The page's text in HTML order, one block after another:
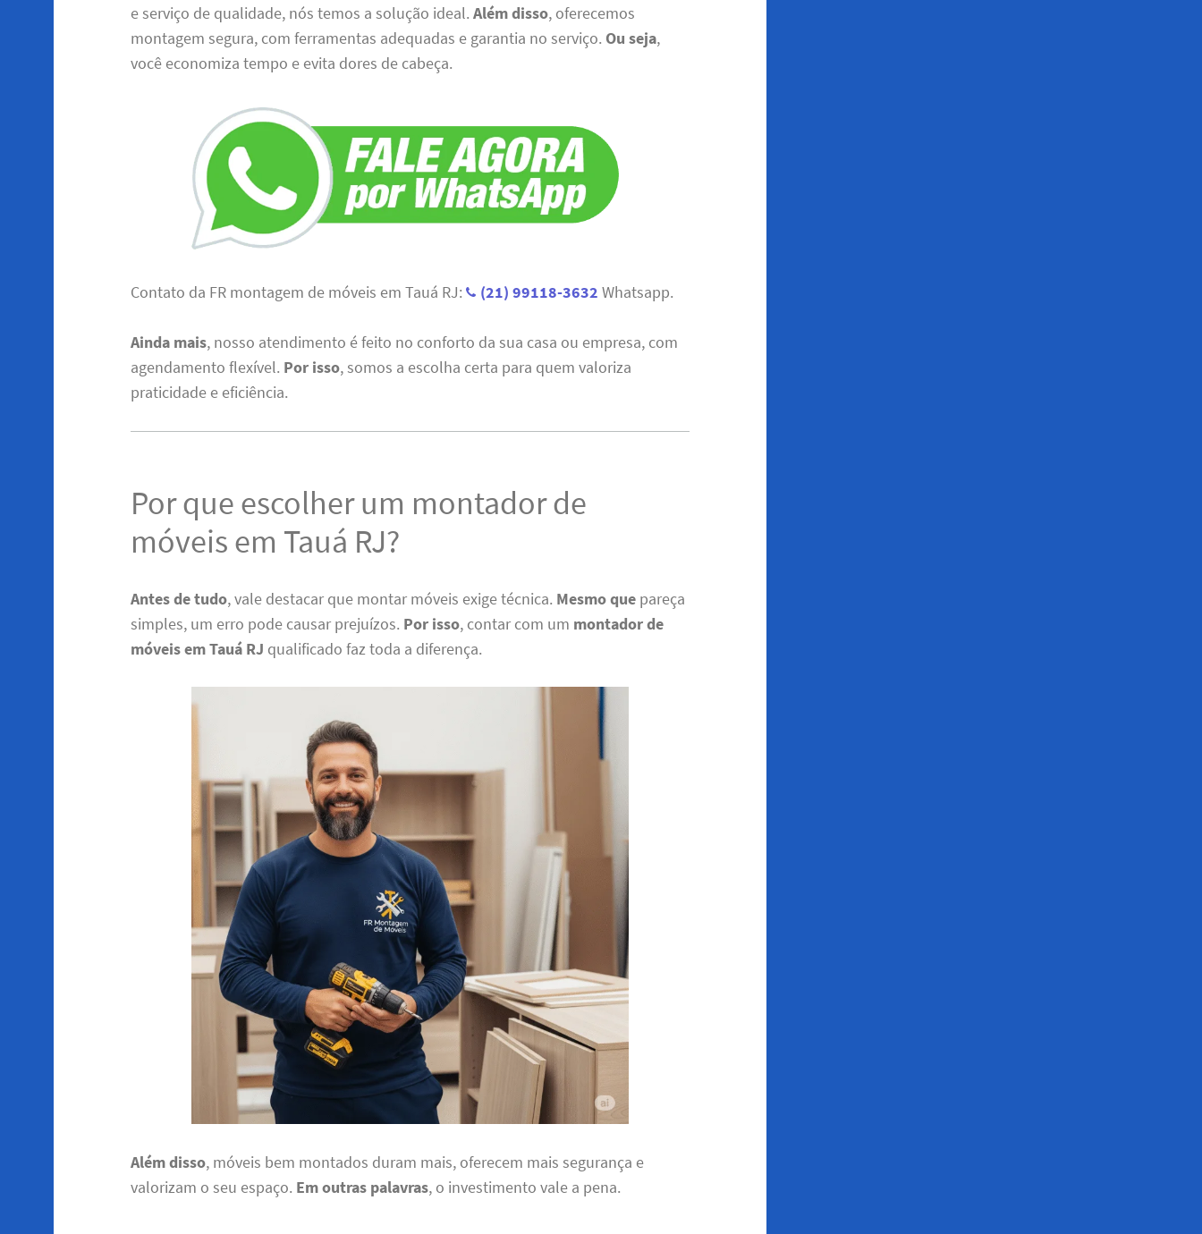
e serviço de qualidade, nós temos a solução ideal.Além disso, oferecemos
montagem segura, com ferramentas adequadas e garantia no serviço. Ou seja,
você economiza tempo e evita dores de cabeça.
Contato da FR montagem de móveis em Tauá RJ: (21) 99118-3632 Whatsapp.
Ainda mais, nosso atendimento é feito no conforto da sua casa ou empresa, com
agendamento flexível. Por isso, somos a escolha certa para quem valoriza
praticidade e eficiência.
Por que escolher um montador de
móveis em Tauá RJ?
Antes de tudo, vale destacar que montar móveis exige técnica. Mesmo que pareça
simples, um erro pode causar prejuízos. Por isso, contar com um montador de
móveis em Tauá RJ qualificado faz toda a diferença.
Além disso, móveis bem montados duram mais, oferecem mais segurança e
valorizam o seu espaço. Em outras palavras, o investimento vale a pena.